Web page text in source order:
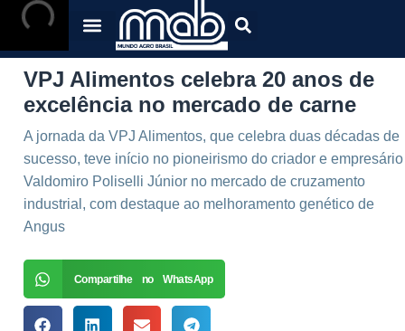
VPJ Alimentos celebra 20 anos de
excelência no mercado de carne
A jornada da VPJ Alimentos, que celebra duas décadas de
sucesso, teve início no pioneirismo do criador e empresário
Valdomiro Poliselli Júnior no mercado de cruzamento
industrial, com destaque ao melhoramento genético de
Angus
Compartilhe no WhatsApp